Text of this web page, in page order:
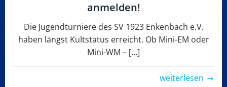
anmelden!
Die Jugendturniere des SV 1923 Enkenbach e.V.
haben längst Kultstatus erreicht. Ob Mini-EM oder
Mini-WM – […]
weiterlesen